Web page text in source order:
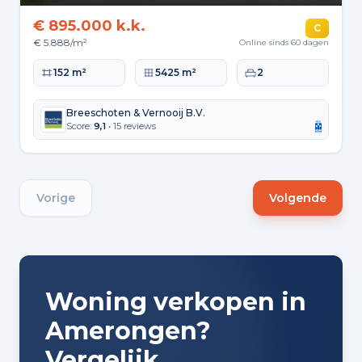
€ 895.000 k.k.
€ 5.888/m²
C
Online sinds 60 dagen
Woonoppervlakte
152 m² Perceeloppervlakte
5425 m² Slaapkamers
2
Breeschoten & Vernooij B.V.
Score: 9,1 • 15 reviews
Vorige Volgende
Woning verkopen in
Amerongen?